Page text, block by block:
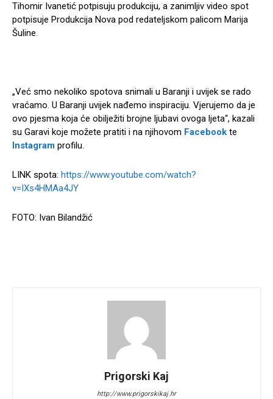
Tihomir Ivanetić potpisuju produkciju, a zanimljiv video spot
potpisuje Produkcija Nova pod redateljskom palicom Marija
Šuline.
„Već smo nekoliko spotova snimali u Baranji i uvijek se rado
vraćamo. U Baranji uvijek nađemo inspiraciju. Vjerujemo da je
ovo pjesma koja će obilježiti brojne ljubavi ovoga ljeta“, kazali
su Garavi koje možete pratiti i na njihovom Facebook te
Instagram profilu.
LINK spota: https://www.youtube.com/watch?
v=IXs4HMAa4JY
FOTO: Ivan Bilandžić
Prigorski Kaj
http://www.prigorskikaj.hr